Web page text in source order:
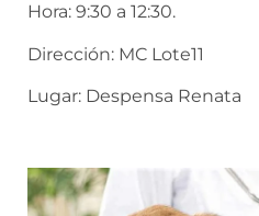
Hora: 9:30 a 12:30.
Dirección: MC Lote11
Lugar: Despensa Renata